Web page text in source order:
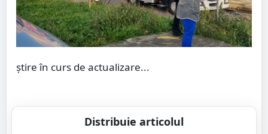
știre în curs de actualizare...
Distribuie articolul